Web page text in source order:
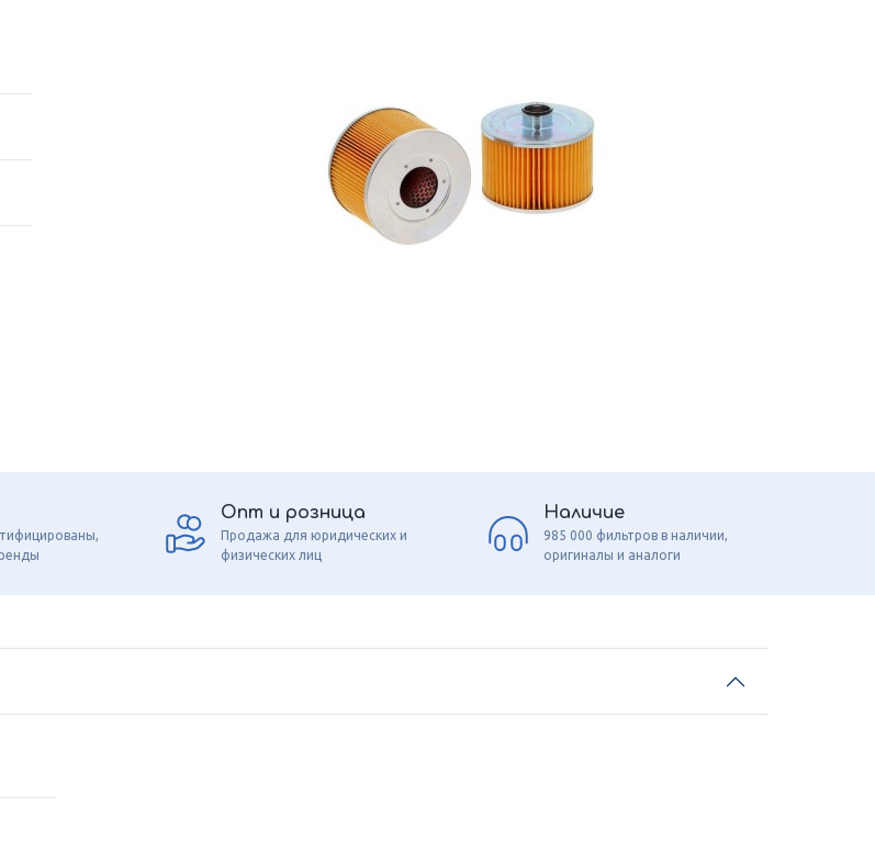
Опт и розница
Продажа для юридических и
физических лиц
Наличие
985 000 фильтров в наличии,
оригиналы и аналоги